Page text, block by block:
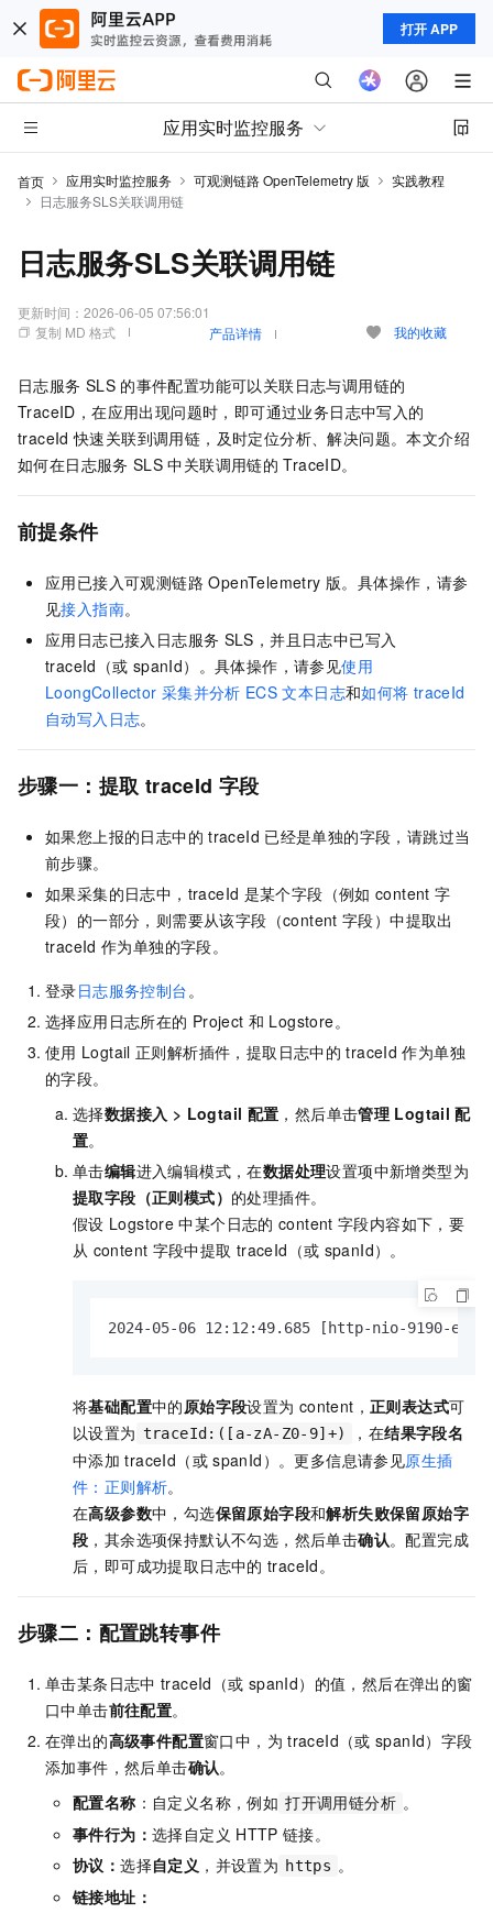
打开 APP
应用实时监控服务
首页 应用实时监控服务 可观测链路 OpenTelemetry 版
实践教程
日志服务SLS关联调用链
日志服务SLS关联调用链
更新时间： 2026-06-05 07:56:01
复制 MD 格式
产品详情 我的收藏
日志服务 SLS 的事件配置功能可以关联日志与调用链的
TraceID，在应用出现问题时，即可通过业务日志中写入的
traceId 快速关联到调用链，及时定位分析、解决问题。本文介绍
如何在日志服务 SLS 中关联调用链的 TraceID。
前提条件
应用已接入可观测链路 OpenTelemetry 版。具体操作，请参
见接入指南。
应用日志已接入日志服务 SLS，并且日志中已写入
traceId（或 spanId）。具体操作，请参见使用
LoongCollector 采集并分析 ECS 文本日志和如何将 traceId
自动写入日志。
步骤一：提取 traceId 字段
如果您上报的日志中的 traceId 已经是单独的字段，请跳过当
前步骤。
如果采集的日志中，traceId 是某个字段（例如 content 字
段）的一部分，则需要从该字段（content 字段）中提取出
traceId 作为单独的字段。
登录日志服务控制台。
选择应用日志所在的 Project 和 Logstore。
使用 Logtail 正则解析插件，提取日志中的 traceId 作为单独
的字段。
选择数据接入 > Logtail 配置 ，然后单击管理 Logtail 配
置。
单击编辑进入编辑模式，在数据处理设置项中新增类型为
提取字段（正则模式） 的处理插件。
假设 Logstore 中某个日志的 content 字段内容如下，要
从 content 字段中提取 traceId（或 spanId）。
2024-05-06 12:12:49.685 [http-nio-9190-
将基础配置中的原始字段设置为 content，正则表达式可
以设置为 traceId:([a-zA-Z0-9]+) ，在结果字段名
中添加 traceId（或 spanId）。更多信息请参见原生插
件：正则解析。
在高级参数中，勾选保留原始字段和解析失败保留原始字
段 ，其余选项保持默认不勾选，然后单击确认。配置完成
后，即可成功提取日志中的 traceId。
步骤二：配置跳转事件
单击某条日志中 traceId（或 spanId）的值，然后在弹出的窗
口中单击前往配置。
在弹出的高级事件配置窗口中，为 traceId（或 spanId）字段
添加事件，然后单击确认。
配置名称 ：自定义名称，例如 打开调用链分析 。
事件行为： 选择自定义 HTTP 链接。
协议：选择自定义 ，并设置为 https 。
链接地址：